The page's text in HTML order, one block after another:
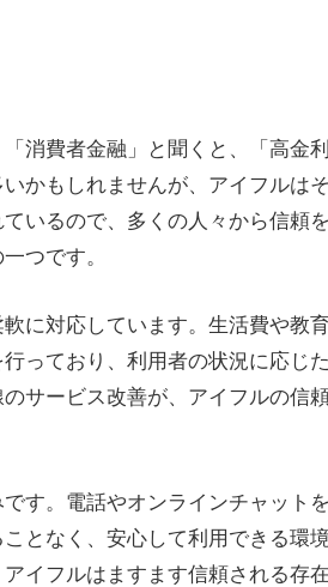
消費者金融」と聞くと、「高金
かもしれませんが、アイフルは
いるので、多くの人々から信頼
つです。
に対応しています。生活費や教
っており、利用者の状況に応じ
サービス改善が、アイフルの信
す。電話やオンラインチャット
となく、安心して利用できる環
イフルはますます信頼される存